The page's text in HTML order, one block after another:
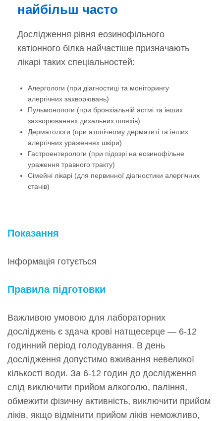
найбільш часто
Дослідження рівня еозинофільного
катіонного білка найчастіше призначають
лікарі таких спеціальностей:
Алергологи (при діагностиці та моніторингу
алергічних захворювань)
Пульмонологи (при бронхіальній астмі та інших
захворюваннях дихальних шляхів)
Дерматологи (при атопічному дерматиті та інших
алергічних ураженнях шкіри)
Гастроентерологи (при підозрі на еозинофільне
ураження травного тракту)
Сімейні лікарі (для первинної діагностики алергічних
станів)
Показання
Інформація готується
Правила підготовки
Важливою умовою для лабораторних
досліджень є здача крові натщесерце — 6-12
годинний період голодування. В день
дослідження допустимо вживання невеликої
кількості води. За 6-12 годин до дослідження
слід виключити прийом алкоголю, паління,
обмежити фізичну активність, виключити прийом
ліків, якщо відмінити прийом ліків неможливо,